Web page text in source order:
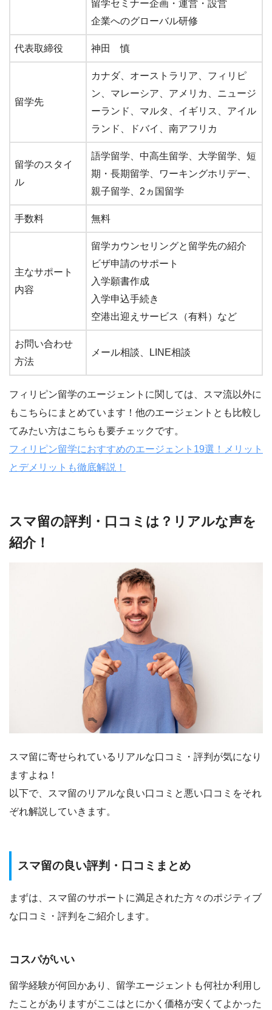
留学セミナー企画・運営・設営
企業へのグローバル研修
代表取締役 神田 慎
留学先
カナダ、オーストラリア、フィリピ
ン、マレーシア、アメリカ、ニュージ
ーランド、マルタ、イギリス、アイル
ランド、ドバイ、南アフリカ
留学のスタイ
ル
語学留学、中高生留学、大学留学、短
期・長期留学、ワーキングホリデー、
親子留学、2ヵ国留学
手数料 無料
主なサポート
内容
留学カウンセリングと留学先の紹介
ビザ申請のサポート
入学願書作成
入学申込手続き
空港出迎えサービス（有料）など
お問い合わせ
方法
メール相談、LINE相談
フィリピン留学のエージェントに関しては、スマ流以外に
もこちらにまとめています！他のエージェントとも比較し
てみたい方はこちらも要チェックです。
フィリピン留学におすすめのエージェント19選！メリット
とデメリットも徹底解説！
スマ留の評判・口コミは？リアルな声を
紹介！
スマ留に寄せられているリアルな口コミ・評判が気になり
ますよね！
以下で、スマ留のリアルな良い口コミと悪い口コミをそれ
ぞれ解説していきます。
スマ留の良い評判・口コミまとめ
まずは、スマ留のサポートに満足された方々のポジティブ
な口コミ・評判をご紹介します。
コスパがいい
留学経験が何回かあり、留学エージェントも何社か利用し
たことがありますがここはとにかく価格が安くてよかった